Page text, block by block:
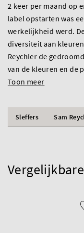
2 keer per maand op
label opstarten was
werkelijkheid werd.
diversiteit aan
Reychler de
van de kleuren en de
Toon meer
Sleffers Sam